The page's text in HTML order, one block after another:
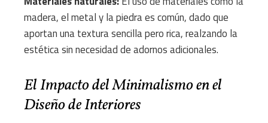
madera, el metal y la piedra es común, dado que
aportan una textura sencilla pero rica, realzando la
estética sin necesidad de adornos adicionales.
El Impacto del Minimalismo en el
Diseño de Interiores